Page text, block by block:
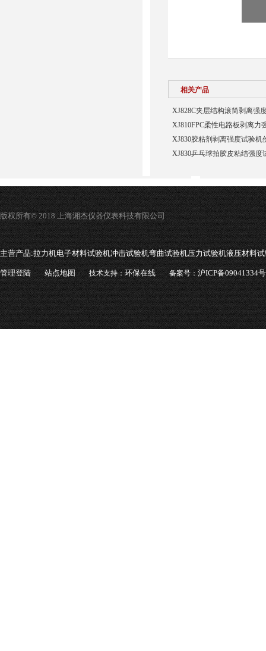
相关产品
XJ828C夹层结构滚筒剥离强
XJ810FPC柔性电路板剥离力
XJ830胶粘剂剥离强度试验机
XJ830乒乓球拍胶皮粘结强度
版权所有© 2018 上海湘杰仪器仪表科技有限公司
主营产品:拉力机电子材料试验机冲击试验机弯曲试验机压力试验机液压材料
管理登陆 站点地图 技术支持：环保在线 备案号：沪ICP备09041334